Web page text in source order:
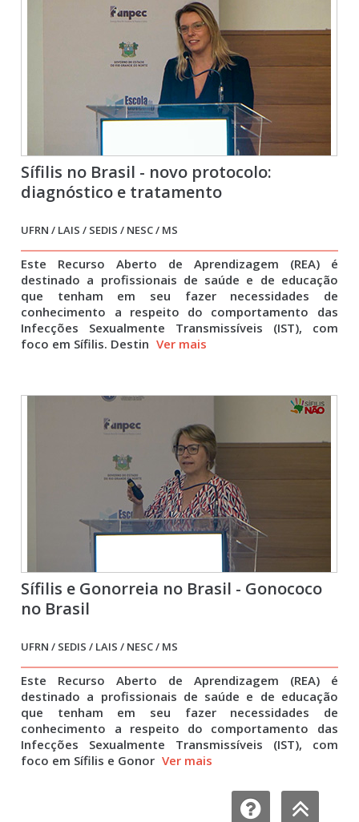
Sífilis no Brasil - novo protocolo:
diagnóstico e tratamento
UFRN / LAIS / SEDIS / NESC / MS
Este Recurso Aberto de Aprendizagem (REA) é
destinado a profissionais de saúde e de educação
que tenham em seu fazer necessidades de
conhecimento a respeito do comportamento das
Infecções Sexualmente Transmissíveis (IST), com
foco em Sífilis. Destin Ver mais
Sífilis e Gonorreia no Brasil - Gonococo
no Brasil
UFRN / SEDIS / LAIS / NESC / MS
Este Recurso Aberto de Aprendizagem (REA) é
destinado a profissionais de saúde e de educação
que tenham em seu fazer necessidades de
conhecimento a respeito do comportamento das
Infecções Sexualmente Transmissíveis (IST), com
foco em Sífilis e Gonor Ver mais